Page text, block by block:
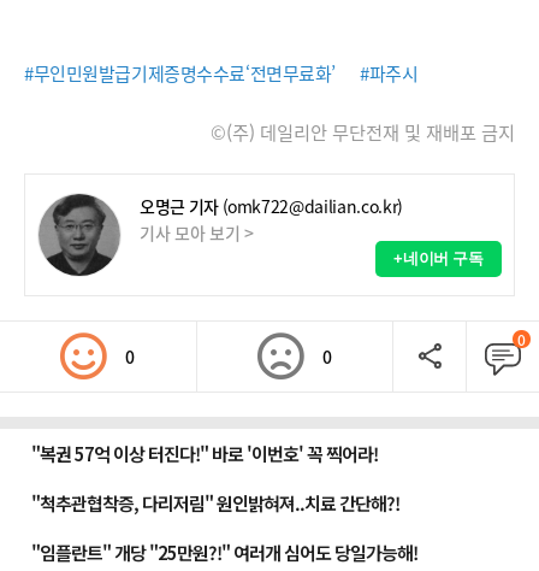
#무인민원발급기제증명수수료‘전면무료화’ #파주시
©(주) 데일리안 무단전재 및 재배포 금지
오명근 기자 (omk722@dailian.co.kr)
기사 모아 보기 >
+네이버 구독
0 0
0